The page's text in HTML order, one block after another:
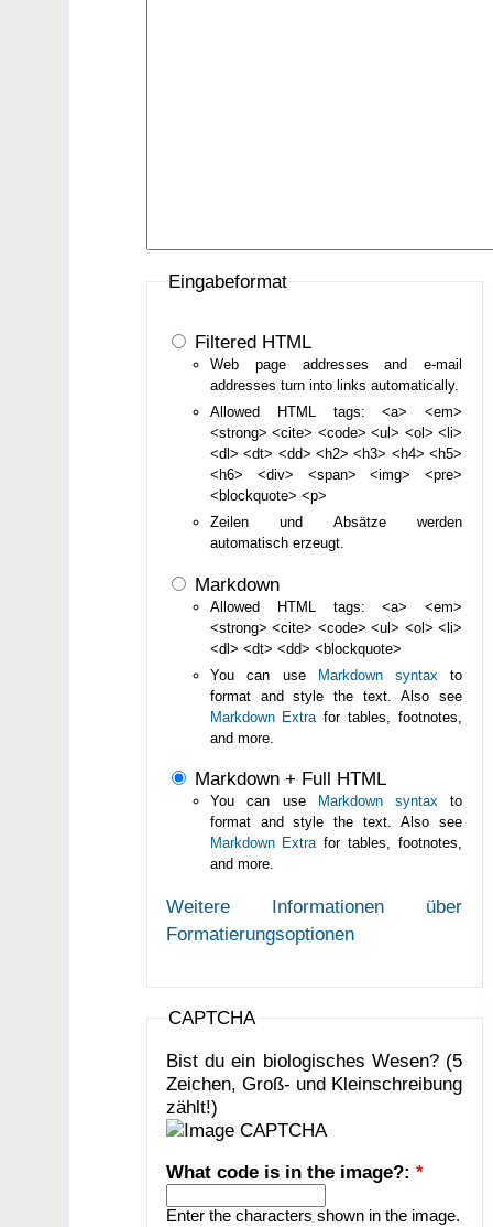
Eingabeformat
Filtered HTML
Web page addresses and e-mail
addresses turn into links automatically.
Allowed HTML tags: <a> <em>
<strong> <cite> <code> <ul> <ol> <li>
<dl> <dt> <dd> <h2> <h3> <h4> <h5>
<h6> <div> <span> <img> <pre>
<blockquote> <p>
Zeilen und Absätze werden
automatisch erzeugt.
Markdown
Allowed HTML tags: <a> <em>
<strong> <cite> <code> <ul> <ol> <li>
<dl> <dt> <dd> <blockquote>
You can use
Markdown syntax to
format and style the text. Also see
Markdown Extra for tables, footnotes,
and more.
Markdown + Full HTML
You can use Markdown syntax to
format and style the text. Also see
Markdown Extrafor tables, footnotes,
and more.
Weitere Informationen über
Formatierungsoptionen
CAPTCHA
Bist du ein biologisches Wesen? (5
Zeichen, Groß- und Kleinschreibung
zählt!)
What code is in the image?:*
Enter the characters shown in the image.